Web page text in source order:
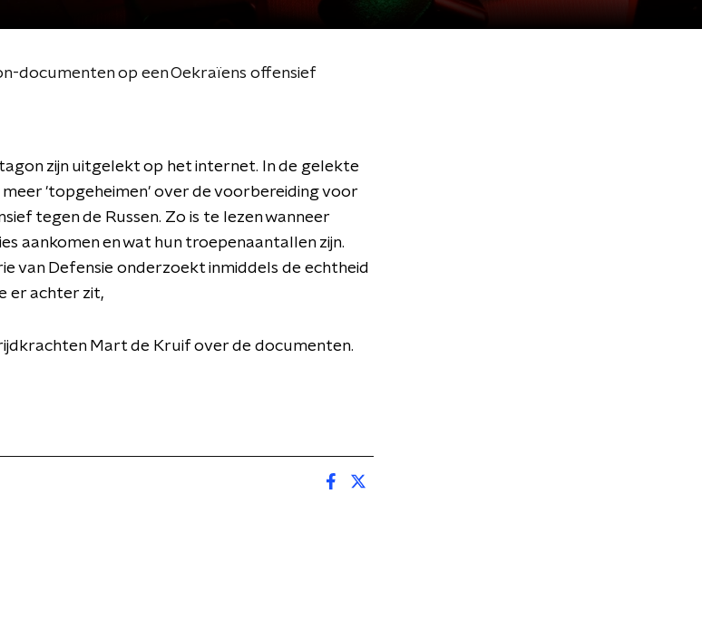
documenten op een Oekraïens offensief
zijn uitgelekt op het internet. In de gelekte
'topgeheimen' over de voorbereiding voor
tegen de Russen. Zo is te lezen wanneer
aankomen en wat hun troepenaantallen zijn.
van Defensie onderzoekt inmiddels de echtheid
er achter zit,
Mart de Kruif over de documenten.